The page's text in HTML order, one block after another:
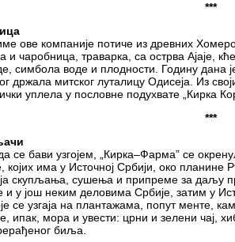
***
ове компаније потиче из древних
и чаробница, траварка, са острва Ајаје,
симбола воде и плодности. Годину дана
држала митског луталицу Одисеја. Из
уплела у пословне подухвате „Кирка
***
се бави узгојем, „Кирка–Фарма” се
којих има у Источној Србији, око
скупљања, сушења и припреме за даљу
и у још неким деловима Србије, затим у
се узгаја на плантажама, попут менте,
ипак, мора и увести: црни и зелени чај,
биља.